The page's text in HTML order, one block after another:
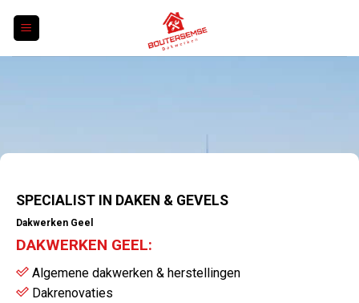
SPECIALIST IN DAKEN & GEVELS
Dakwerken Geel
DAKWERKEN GEEL:
Algemene dakwerken & herstellingen
Dakrenovaties